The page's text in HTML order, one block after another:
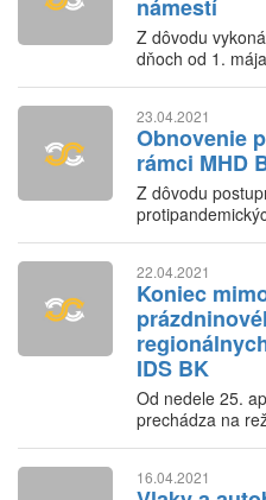
námestí
Z dôvodu
dňoch od 1.
23.04.2021
Obnovenie
rámci MHD
Z dôvodu
22.04.2021
Koniec
IDS BK
Od nedele 25.
prechádza na
16.04.2021